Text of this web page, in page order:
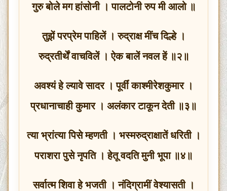
गुरु बोले मग हांसोनी । पालटोनी रुप मी आलो ॥
तुझें परप्रेम पाहिलें । रुद्राक्ष मींच दिल्हे ।
रुद्रतीर्थें वाचविलें । ऐक बालें नवल हें ॥२॥
अवश्यं हे ल्यावे सादर । पूर्वीं काश्मीरेशकुमार ।
प्रधानाचाही कुमार । अलंकार टाकून देती ॥३॥
त्या भ्रांत्या पिसे म्हणती । भस्मरुद्राक्षातें धरिती ।
पराशरा पुसे नृपति । हेतू वदति मुनी भूपा ॥४॥
सर्वात्म शिवा हे भजती । नंदिग्रामीं वेश्यासती ।